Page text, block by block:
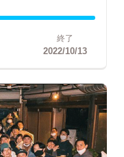
終了
2022/10/13